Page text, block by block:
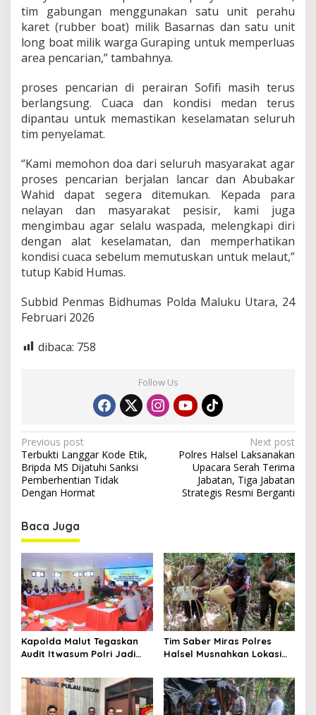
tim gabungan menggunakan satu unit perahu
karet (rubber boat) milik Basarnas dan satu unit
long boat milik warga Guraping untuk memperluas
area pencarian,” tambahnya.
proses pencarian di perairan Sofifi masih terus
berlangsung. Cuaca dan kondisi medan terus
dipantau untuk memastikan keselamatan seluruh
tim penyelamat.
“Kami memohon doa dari seluruh masyarakat agar
proses pencarian berjalan lancar dan Abubakar
Wahid dapat segera ditemukan. Kepada para
nelayan dan masyarakat pesisir, kami juga
mengimbau agar selalu waspada, melengkapi diri
dengan alat keselamatan, dan memperhatikan
kondisi cuaca sebelum memutuskan untuk melaut,”
tutup Kabid Humas.
Subbid Penmas Bidhumas Polda Maluku Utara, 24
Februari 2026
dibaca: 758
Follow Us
P
o
s
n
a
v
i
g
a
t
i
o
n
Previous post
Terbukti Langgar Kode Etik,
Bripda MS Dijatuhi Sanksi
Pemberhentian Tidak
Dengan Hormat
Next post
Polres Halsel Laksanakan
Upacara Serah Terima
Jabatan, Tiga Jabatan
Strategis Resmi Berganti
Baca Juga
Kapolda Malut Tegaskan
Audit Itwasum Polri Jadi
Akuntabilitas dan Kinerja
Tim Saber Miras Polres
Halsel Musnahkan Lokasi
Desa Sawadai